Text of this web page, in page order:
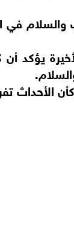
والسلام
يؤكد أن
الأحداث